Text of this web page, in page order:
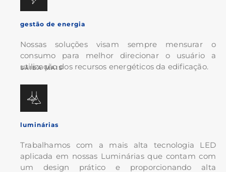
gestão de energia
Nossas soluções visam sempre mensurar o
consumo para melhor direcionar o usuário a
utilização dos recursos energéticos da edificação.
SAIBA MAIS
luminárias
Trabalhamos com a mais alta tecnologia LED
aplicada em nossas Luminárias que contam com
um design prático e proporcionando alta